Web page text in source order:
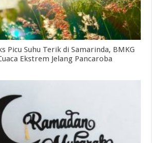
Picu Suhu Terik di Samarinda, BMKG
Ekstrem Jelang Pancaroba